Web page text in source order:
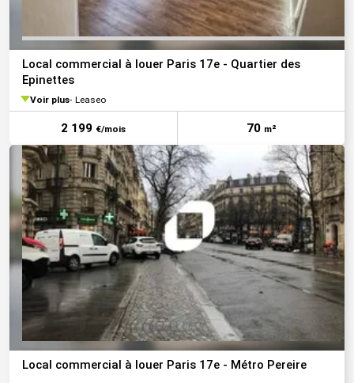
Local commercial à louer Paris 17e - Quartier des
Epinettes
Voir plus Leaseo
2 199 €/mois 70 m²
Local commercial à louer Paris 17e - Métro Pereire